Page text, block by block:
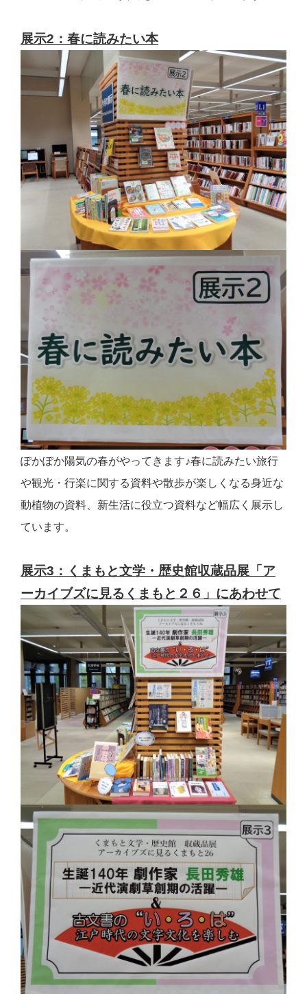
展示2：春に読みたい本
ぽかぽか陽気の春がやってきます♪春に読みたい旅行
や観光・行楽に関する資料や散歩が楽しくなる身近な
動植物の資料、新生活に役立つ資料など幅広く展示し
ています。
展示3：くまもと文学・歴史館収蔵品展「ア
ーカイブズに見るくまもと２６」にあわせて